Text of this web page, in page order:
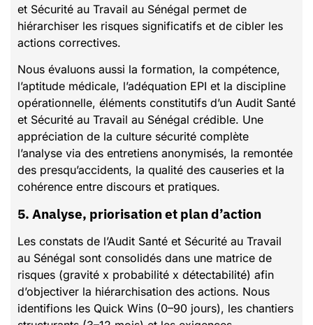
et Sécurité au Travail au Sénégal permet de
hiérarchiser les risques significatifs et de cibler les
actions correctives.
Nous évaluons aussi la formation, la compétence,
l’aptitude médicale, l’adéquation EPI et la discipline
opérationnelle, éléments constitutifs d’un Audit Santé
et Sécurité au Travail au Sénégal crédible. Une
appréciation de la culture sécurité complète
l’analyse via des entretiens anonymisés, la remontée
des presqu’accidents, la qualité des causeries et la
cohérence entre discours et pratiques.
5. Analyse, priorisation et plan d’action
Les constats de l’Audit Santé et Sécurité au Travail
au Sénégal sont consolidés dans une matrice de
risques (gravité x probabilité x détectabilité) afin
d’objectiver la hiérarchisation des actions. Nous
identifions les Quick Wins (0–90 jours), les chantiers